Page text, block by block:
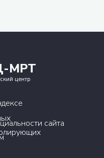
МРТ
центр
сайта